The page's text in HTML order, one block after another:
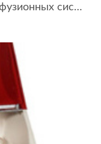
Аппарат для подогрева трансфузионных систем SAHARA Inline